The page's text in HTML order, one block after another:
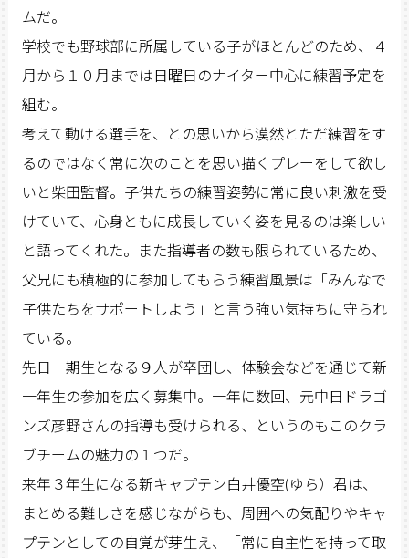
ムだ。
学校でも野球部に所属している子がほとんどのため、４
月から１０月までは日曜日のナイター中心に練習予定を
組む。
考えて動ける選手を、との思いから漠然とただ練習をす
るのではなく常に次のことを思い描くプレーをして欲し
いと柴田監督。子供たちの練習姿勢に常に良い刺激を受
けていて、心身ともに成長していく姿を見るのは楽しい
と語ってくれた。また指導者の数も限られているため、
父兄にも積極的に参加してもらう練習風景は「みんなで
子供たちをサポートしよう」と言う強い気持ちに守られ
ている。
先日一期生となる９人が卒団し、体験会などを通じて新
一年生の参加を広く募集中。一年に数回、元中日ドラゴ
ンズ彦野さんの指導も受けられる、というのもこのクラ
ブチームの魅力の１つだ。
来年３年生になる新キャプテン白井優空(ゆら）君は、
まとめる難しさを感じながらも、周囲への気配りやキャ
プテンとしての自覚が芽生え、「常に自主性を持って取